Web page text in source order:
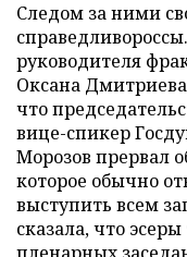
Следом за ними
руководителя
Оксана Дмитриева
что
вице-спикер
Морозов прервал
которое обычно
выступить всем
сказала, что